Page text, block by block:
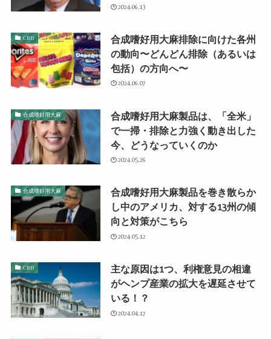
2024.06.13
CBD
合成嗜好用大麻排除に向けた各州
の動向〜どんどん排除（あるいは
包括）の方向へ〜
2024.06.07
合成嗜好用大麻
合成嗜好用大麻製品は、「全米」
で一掃・排除と力強く動き出した
今、どうなっていくのか
2024.05.26
合成嗜好用大麻
合成嗜好用大麻製品を巻き散らか
し中のアメリカ、対する13州の傾
向と対策がこちら
2024.05.12
CBD
主な原因は1つ、利権意見の相違
がヘンプ産業の拡大を遅延させて
いる！？
2024.04.17